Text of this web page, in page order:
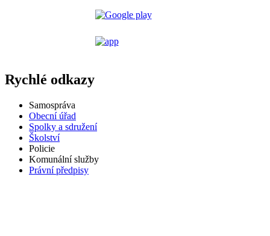
Rychlé odkazy
Samospráva
Obecní úřad
Spolky a sdružení
Školství
Policie
Komunální služby
Právní předpisy